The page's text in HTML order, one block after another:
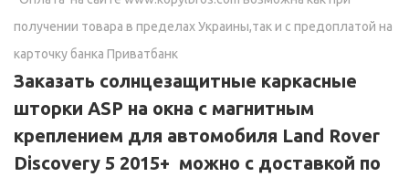
получении товара в пределах Украины,так и с предоплатой на
карточку банка Приватбанк
Заказать солнцезащитные каркасные
шторки ASP на окна с магнитным
креплением для автомобиля Land Rover
Discovery 5 2015+ можно с доставкой по